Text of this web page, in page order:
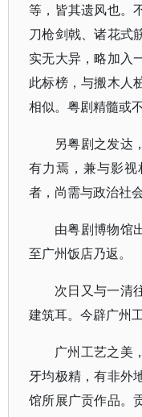
等，皆其遗风也。
刀枪剑戟、诸花式
实无大异，略加入
此标榜，与搬木人
相似。粤剧精髓或不
另粤剧之发达
有力焉，兼与影
者，尚需与政治社
由粤剧博物馆
至广州饭店乃返。
次日又与一清
建筑耳。今辟广州
广州工艺之美
牙均极精，有非外
馆所展广贡作品。